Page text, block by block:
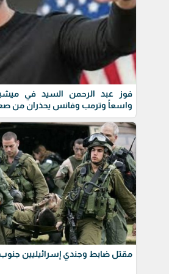
فوز عبد الرحمن السيد في
واسعاً وترمب وفانس يحذران من
مقتل ضابط وجندي إسرائيليين جنوب